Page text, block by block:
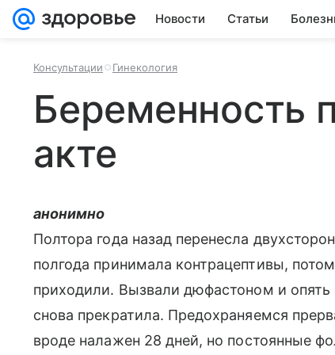
Новости Статьи
Консультации Гинекология
Беременность
акте
анонимно
Полтора года назад перенесла
полгода принимала контрацептивы,
приходили. Вызвали дюфастоном и
снова прекратила. Предохраняемся
вроде налажен 28 дней, но постоянные